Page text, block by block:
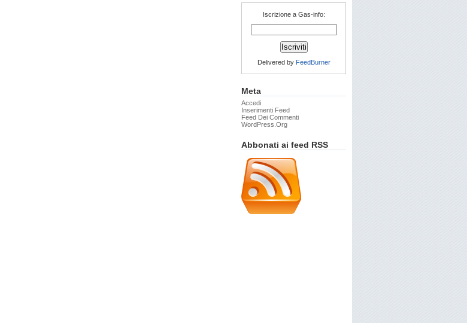
Iscrizione a Gas-info:
Delivered by FeedBurner
Meta
Accedi
Inserimenti Feed
Feed Dei Commenti
WordPress.org
Abbonati ai feed RSS